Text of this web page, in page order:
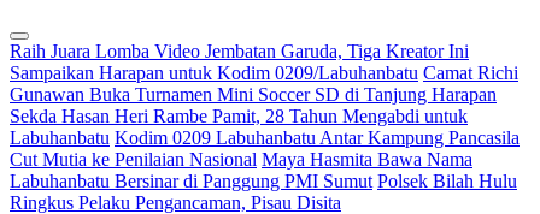
Raih Juara Lomba Video Jembatan Garuda, Tiga Kreator Ini
Sampaikan Harapan untuk Kodim 0209/Labuhanbatu Camat Richi
Gunawan Buka Turnamen Mini Soccer SD di Tanjung Harapan
Sekda Hasan Heri Rambe Pamit, 28 Tahun Mengabdi untuk
Labuhanbatu Kodim 0209 Labuhanbatu Antar Kampung Pancasila
Cut Mutia ke Penilaian Nasional Maya Hasmita Bawa Nama
Labuhanbatu Bersinar di Panggung PMI Sumut Polsek Bilah Hulu
Ringkus Pelaku Pengancaman, Pisau Disita